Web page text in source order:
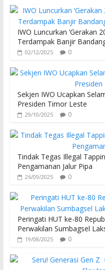
IWO Luncurkan ‘Gerakan
Terdampak Banjir
02/12/2025 0
Sekjen IWO Ucapkan
Presiden Timor Leste
29/10/2025 0
Tindak Tegas Illegal
Pengamanan Jalur Pipa
26/09/2025 0
Peringati HUT ke-80
Perwakilan Sumbagsel
19/08/2025 0